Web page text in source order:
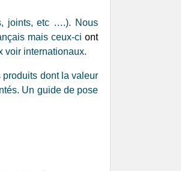
joints, etc ….). Nous
mais ceux-ciont
voir internationaux.
produits dont la valeur
Un guide de pose